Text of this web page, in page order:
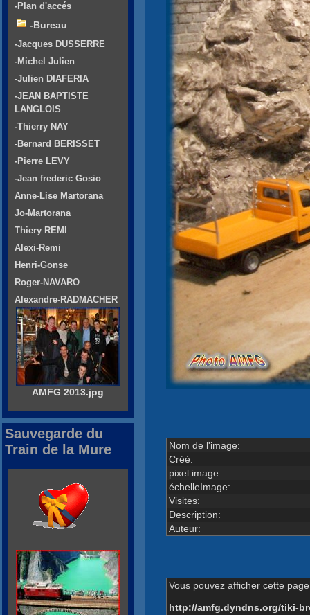
Nom de l'image:
Créé:
pixel image:
échelleImage:
Visites:
Description:
Auteur:
Vous pouvez afficher cette
http://amfg.dyndns.org/tiki-
-Plan d'accés
-Bureau
-Jacques DUSSERRE
-Michel Julien
-Julien DIAFERIA
-JEAN BAPTISTE
LANGLOIS
-Thierry NAY
-Bernard BERISSET
-Pierre LEVY
-Jean frederic Gosio
Anne-Lise Martorana
Jo-Martorana
Thiery REMI
Alexi-Remi
Henri-Gonse
Roger-NAVARO
Alexandre-RADMACHER
AMFG 2013.jpg
Sauvegarde du
Train de la Mure